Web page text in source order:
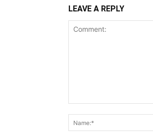
LEAVE A REPLY